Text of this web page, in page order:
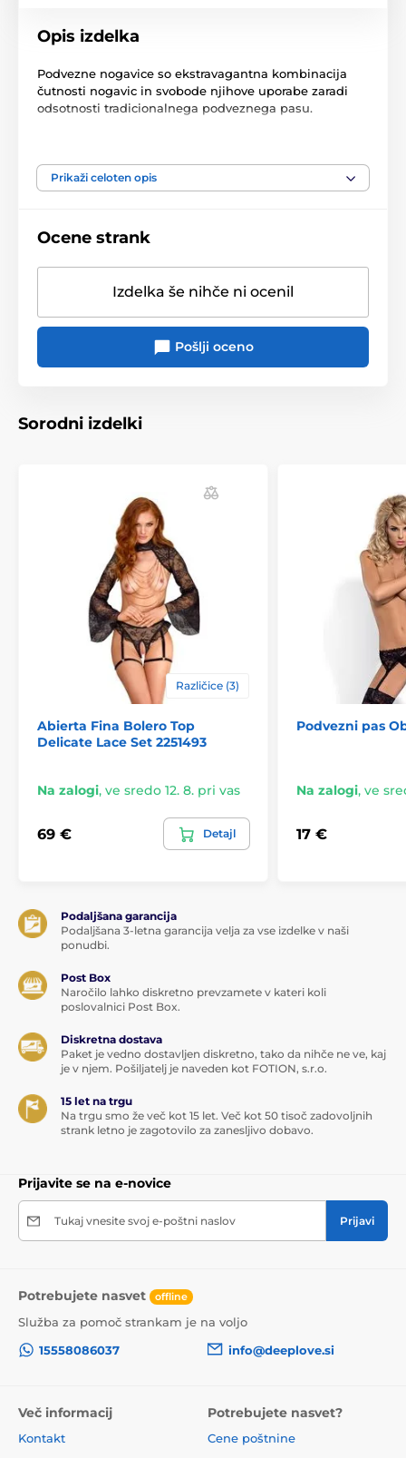
Opis izdelka
Podvezne nogavice so ekstravagantna kombinacija
čutnosti nogavic in svobode njihove uporabe zaradi
odsotnosti tradicionalnega podveznega pasu.
Izdelek je uvrščen v kategorijah
Prikaži celoten opis
Ocene strank
Izdelka še nihče ni ocenil
Pošlji oceno
Sorodni izdelki
Različice (3)
Abierta Fina Bolero Top
Delicate Lace Set 2251493
Na zalogi, ve sredo 12. 8. pri vas
69 € Detajl
Podvezni pas
Na zalogi, ve
17 €
Podaljšana garancija
Podaljšana 3-letna garancija velja za vse izdelke v naši
ponudbi.
Post Box
Naročilo lahko diskretno prevzamete v kateri koli
poslovalnici Post Box.
Diskretna dostava
Paket je vedno dostavljen diskretno, tako da nihče ne ve, kaj
je v njem. Pošiljatelj je naveden kot FOTION, s.r.o.
15 let na trgu
Na trgu smo že več kot 15 let. Več kot 50 tisoč zadovoljnih
strank letno je zagotovilo za zanesljivo dobavo.
Prijavite se na e-novice
Tukaj vnesite svoj e-poštni naslov Prijavi
Potrebujete nasvet offline
Služba za pomoč strankam je na voljo
15558086037
info@deeplove.si
Več informacij
Kontakt
Potrebujete nasvet?
Cene poštnine